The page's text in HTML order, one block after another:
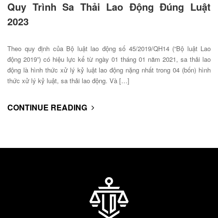
Quy Trình Sa Thải Lao Động Đúng Luật
2023
Theo quy định của Bộ luật lao động số 45/2019/QH14 (“Bộ luật Lao
động 2019”) có hiệu lực kể từ ngày 01 tháng 01 năm 2021, sa thải lao
động là hình thức xử lý kỷ luật lao động nặng nhất trong 04 (bốn) hình
thức xử lý kỷ luật, sa thải lao động. Và […]
CONTINUE READING